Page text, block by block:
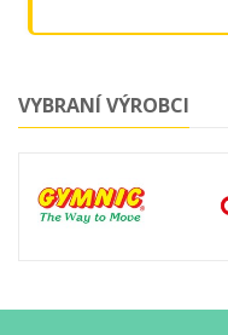
VYBRANÍ VÝROBCI